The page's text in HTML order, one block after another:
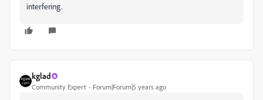
interfering.
kglad
Community Expert Forum|Forum|5 years ago